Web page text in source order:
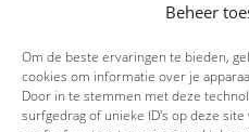
Beheer
Om de beste ervaringen te bieden,
cookies om informatie over je
Door in te stemmen met deze
surfgedrag of unieke ID's op deze